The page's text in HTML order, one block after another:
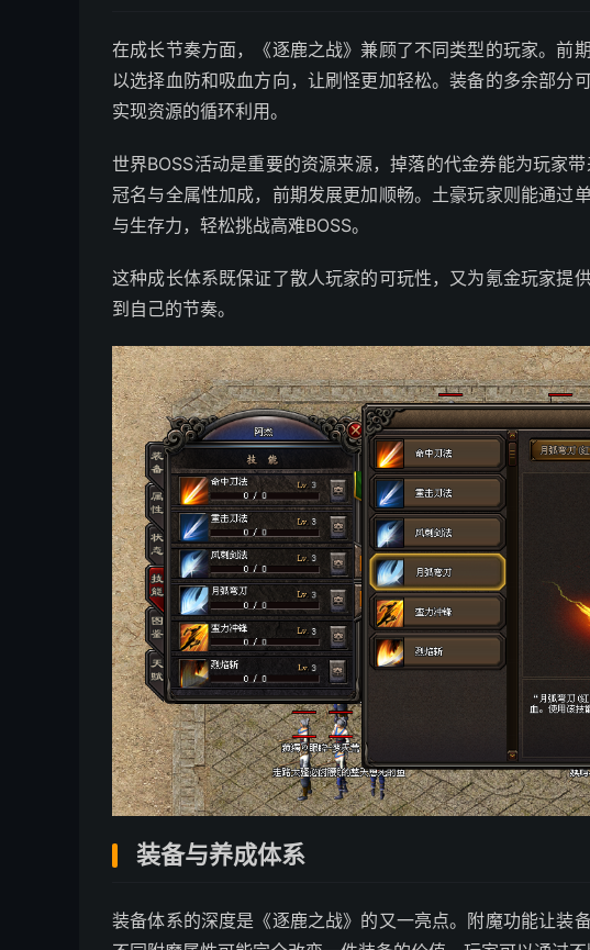
在成长节奏方面，《逐鹿之战》兼顾了不同类型的玩家。前
以选择血防和吸血方向，让刷怪更加轻松。装备的多余部分
实现资源的循环利用。
世界BOSS活动是重要的资源来源，掉落的代金券能为玩家
冠名与全属性加成，前期发展更加顺畅。土豪玩家则能通过
与生存力，轻松挑战高难BOSS。
这种成长体系既保证了散人玩家的可玩性，又为氪金玩家提
到自己的节奏。
装备与养成体系
装备体系的深度是《逐鹿之战》的又一亮点。附魔功能让装